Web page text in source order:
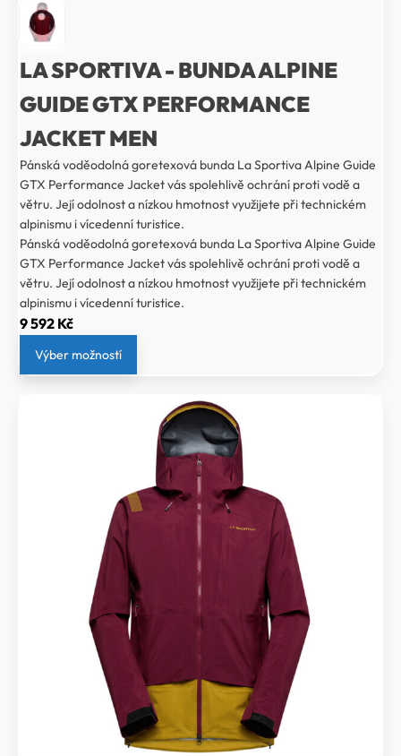
LA SPORTIVA - BUNDA ALPINE
GUIDE GTX PERFORMANCE
JACKET MEN
Pánská voděodolná goretexová bunda La Sportiva Alpine Guide
GTX Performance Jacket vás spolehlivě ochrání proti vodě a
větru. Její odolnost a nízkou hmotnost využijete při technickém
alpinismu i vícedenní turistice.
Pánská voděodolná goretexová bunda La Sportiva Alpine Guide
GTX Performance Jacket vás spolehlivě ochrání proti vodě a
větru. Její odolnost a nízkou hmotnost využijete při technickém
alpinismu i vícedenní turistice.
9 592 Kč
Výber možností